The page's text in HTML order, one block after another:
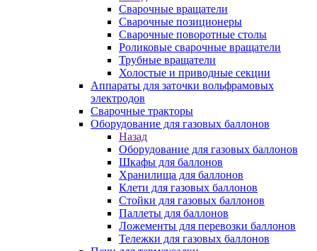
Сварочные вращатели
Сварочные позиционеры
Сварочные поворотные столы
Роликовые сварочные вращатели
Трубные вращатели
Холостые и приводные секции
Аппараты для заточки вольфрамовых
электродов
Сварочные тракторы
Оборудование для газовых баллонов
Назад
Оборудование для газовых баллонов
Шкафы для баллонов
Хранилища для баллонов
Клети для газовых баллонов
Стойки для газовых баллонов
Паллеты для баллонов
Ложементы для перевозки баллонов
Тележки для газовых баллонов